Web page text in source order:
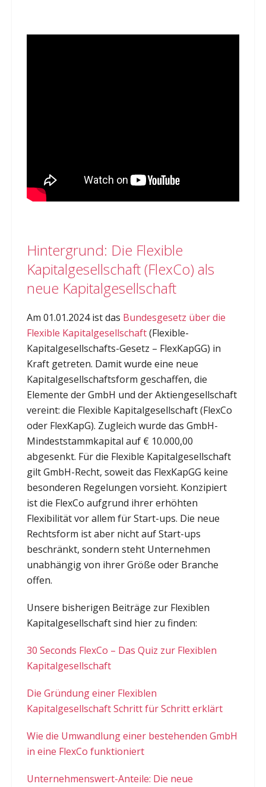
Hintergrund: Die Flexible
Kapitalgesellschaft (FlexCo) als
neue Kapitalgesellschaft
Am 01.01.2024 ist das Bundesgesetz über die
Flexible Kapitalgesellschaft(Flexible-
Kapitalgesellschafts-Gesetz – FlexKapGG) in
Kraft getreten. Damit wurde eine neue
Kapitalgesellschaftsform geschaffen, die
Elemente der GmbH und der Aktiengesellschaft
vereint: die Flexible Kapitalgesellschaft (FlexCo
oder FlexKapG). Zugleich wurde das GmbH-
Mindeststammkapital auf € 10.000,00
abgesenkt. Für die Flexible Kapitalgesellschaft
gilt GmbH-Recht, soweit das FlexKapGG keine
besonderen Regelungen vorsieht. Konzipiert
ist die FlexCo aufgrund ihrer erhöhten
Flexibilität vor allem für Start-ups. Die neue
Rechtsform ist aber nicht auf Start-ups
beschränkt, sondern steht Unternehmen
unabhängig von ihrer Größe oder Branche
offen.
Unsere bisherigen Beiträge zur Flexiblen
Kapitalgesellschaft sind hier zu finden:
30 Seconds FlexCo – Das Quiz zur Flexiblen
Kapitalgesellschaft
Die Gründung einer Flexiblen
Kapitalgesellschaft Schritt für Schritt erklärt
Wie die Umwandlung einer bestehenden GmbH
in eine FlexCo funktioniert
Unternehmenswert-Anteile: Die neue